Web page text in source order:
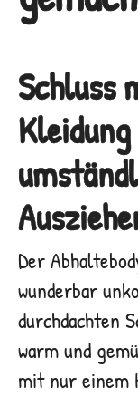
Schluss
Der
wunderbar
durchdachten
warm und
mit nur einem